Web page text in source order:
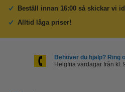
Beställ innan 16:00 så skickar vi
Alltid låga priser!
Behöver du hjälp? Ring
Helgfria vardagar från kl.